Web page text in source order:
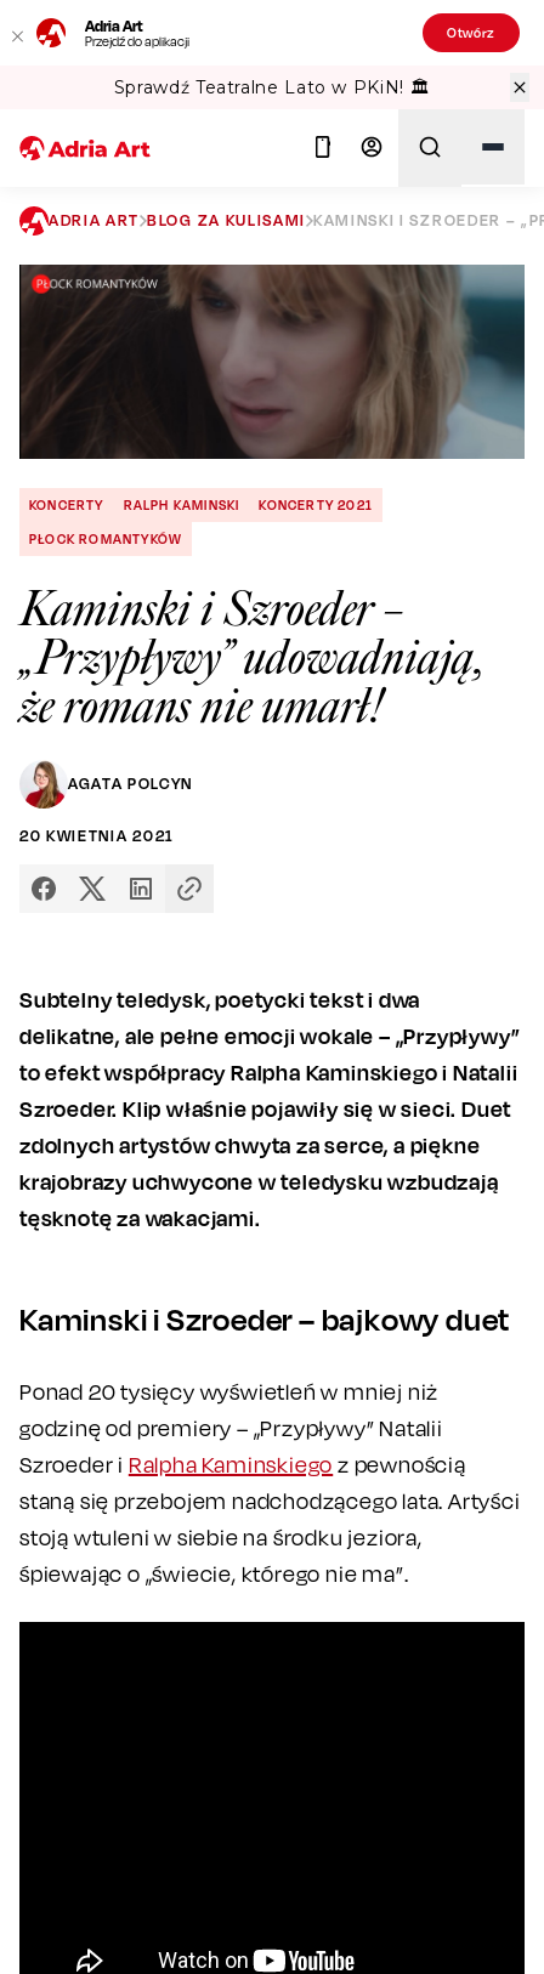
Adria Art
Przejdź do aplikacji Otwórz
Sprawdź Teatralne Lato w PKiN! 🏛️
ADRIA ART BLOG ZA KULISAMI KAMINSKI I SZROEDER –
KONCERTY RALPH KAMINSKI
KONCERTY 2021
PŁOCK ROMANTYKÓW
Kaminski i Szroeder –
„Przypływy” udowadniają,
że romans nie umarł!
AGATA POLCYN
20 KWIETNIA 2021
Subtelny teledysk, poetycki tekst i dwa
delikatne, ale pełne emocji wokale – „Przypływy”
to efekt współpracy Ralpha Kaminskiego i Natalii
Szroeder. Klip właśnie pojawiły się w sieci. Duet
zdolnych artystów chwyta za serce, a piękne
krajobrazy uchwycone w teledysku wzbudzają
tęsknotę za wakacjami.
Kaminski i Szroeder – bajkowy duet
Ponad 20 tysięcy wyświetleń w mniej niż
godzinę od premiery – „Przypływy” Natalii
Szroeder i Ralpha Kaminskiego z pewnością
staną się przebojem nadchodzącego lata. Artyści
stoją wtuleni w siebie na środku jeziora,
śpiewając o „świecie, którego nie ma”.